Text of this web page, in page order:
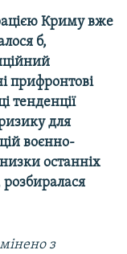
Криму вже
б,
прифронтові
тенденції
для
воєнно-
останніх
розбиралася
з